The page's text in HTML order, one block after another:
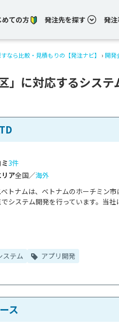
めての方 発注先を探す 発
なら比較・見積もりの【発注ナビ】 › 開発
」に対応するシス
トナムは、ベトナムのホーチミン
でシステム開発を行っています。当
3件
ア全国／海外
ステム アプリ開発
ス